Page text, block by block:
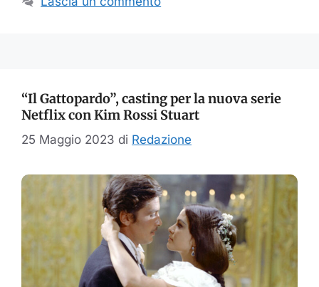
“Il Gattopardo”, casting per la nuova serie
Netflix con Kim Rossi Stuart
25 Maggio 2023 di Redazione